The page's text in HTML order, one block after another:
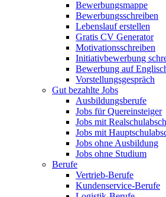
Bewerbungsmappe
Bewerbungsschreiben
Lebenslauf erstellen
Gratis CV Generator
Motivationsschreiben
Initiativbewerbung
Bewerbung auf
Vorstellungsgespräch
Gut bezahlte Jobs
Ausbildungsberufe
Jobs für Quereinsteiger
Jobs mit
Jobs mit
Jobs ohne Ausbildung
Jobs ohne Studium
Berufe
Vertrieb-Berufe
Kundenservice-Berufe